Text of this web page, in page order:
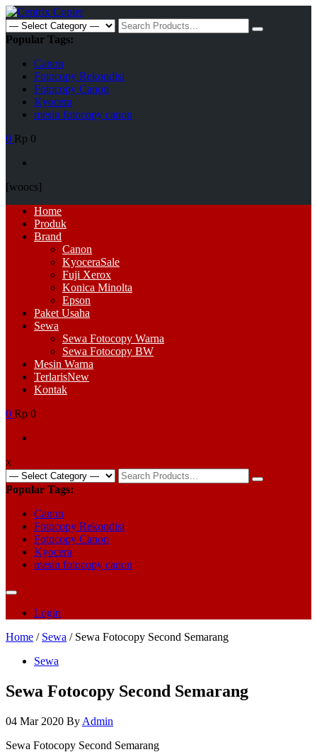
Skip
to
content
Search
for:
Popular Tags:
Canon
Fotocopy Rekondisi
Fotocopy Canon
Kyocera
mesin fotocopy canon
0 Rp 0
[woocs]
Primary
Menu
Home
Produk
Brand
Canon
KyoceraSale
Fuji Xerox
Konica Minolta
Epson
Paket Usaha
Sewa
Sewa Fotocopy Warna
Sewa Fotocopy BW
Mesin Warna
TerlarisNew
Kontak
0 Rp 0
x
Search
for:
Popular Tags:
Canon
Fotocopy Rekondisi
Fotocopy Canon
Kyocera
mesin fotocopy canon
Login
Home / Sewa / Sewa Fotocopy Second Semarang
Sewa
Sewa Fotocopy Second Semarang
04 Mar 2020 By Admin
Sewa Fotocopy Second Semarang